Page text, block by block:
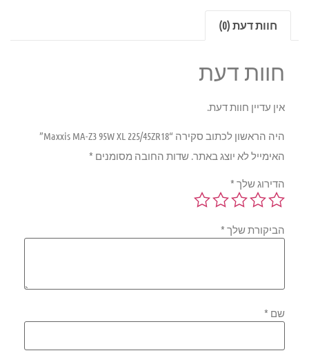
חוות דעת (0)
חוות דעת
אין עדיין חוות דעת.
היה הראשון לכתוב סקירה “Maxxis MA-Z3 95W XL 225/45ZR18”
האימייל לא יוצג באתר.שדות החובה מסומנים*
הדירוג שלך*
הביקורת שלך*
שם*